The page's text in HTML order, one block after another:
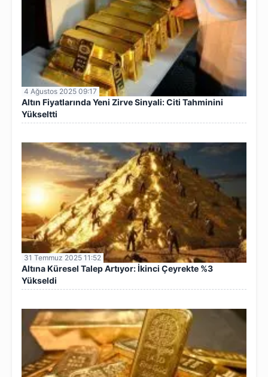
4 Ağustos 2025 09:17
Altın Fiyatlarında Yeni Zirve Sinyali: Citi Tahminini
Yükseltti
31 Temmuz 2025 11:52
Altına Küresel Talep Artıyor: İkinci Çeyrekte %3
Yükseldi